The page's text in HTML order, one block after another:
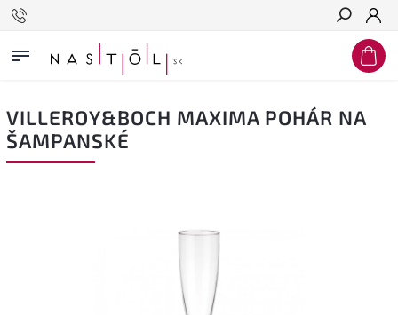
Hľadať
VILLEROY&BOCH MAXIMA POHÁR NA
ŠAMPANSKÉ